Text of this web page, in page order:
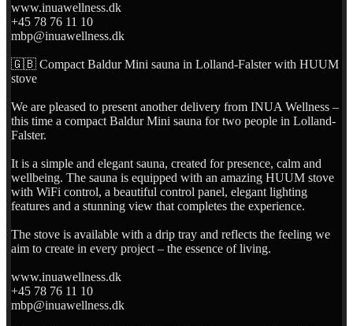
www.inuawellness.dk
+45 78 76 11 10
mbp@inuawellness.dk
🇬🇧 Compact Baldur Mini sauna in Lolland-Falster with HUUM
stove
We are pleased to present another delivery from INUA Wellness –
this time a compact Baldur Mini sauna for two people in Lolland-
Falster.
It is a simple and elegant sauna, created for presence, calm and
wellbeing. The sauna is equipped with an amazing HUUM stove
with WiFi control, a beautiful control panel, elegant lighting
features and a stunning view that completes the experience.
The stove is available with a drip tray and reflects the feeling we
aim to create in every project – the essence of living.
www.inuawellness.dk
+45 78 76 11 10
mbp@inuawellness.dk